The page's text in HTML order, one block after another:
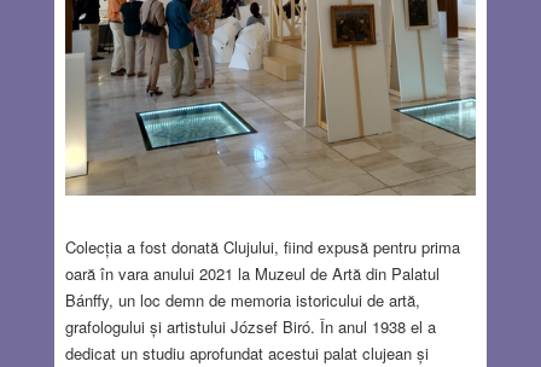
Colecția a fost donată Clujului, fiind expusă pentru prima
oară în vara anului 2021 la Muzeul de Artă din Palatul
Bánffy, un loc demn de memoria istoricului de artă,
grafologului și artistului József Biró. În anul 1938 el a
dedicat un studiu aprofundat acestui palat clujean și